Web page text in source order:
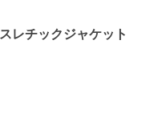
レチックジャケット